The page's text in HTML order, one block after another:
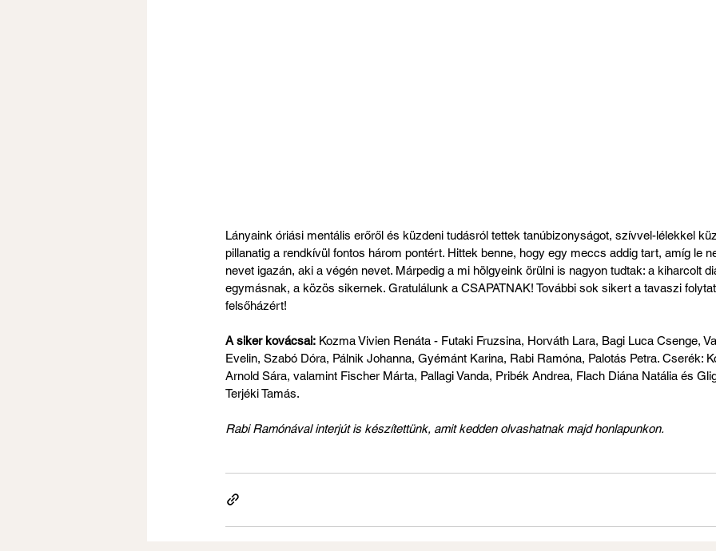
Lányaink óriási mentális erőről és küzdeni tudásról tettek tanúbizonyságot, szívvel-lélekkel
pillanatig a rendkívül fontos három pontért. Hittek benne, hogy egy meccs addig tart, amíg le
nevet igazán, aki a végén nevet. Márpedig a mi hölgyeink örülni is nagyon tudtak: a kiharcolt
egymásnak, a közös sikernek. Gratulálunk a CSAPATNAK! További sok sikert a tavaszi
felsőházért!
A siker kovácsai: Kozma Vivien Renáta - Futaki Fruzsina, Horváth Lara, Bagi Luca Csenge,
Evelin, Szabó Dóra, Pálnik Johanna, Gyémánt Karina, Rabi Ramóna, Palotás Petra. Cserék:
Arnold Sára, valamint Fischer Márta, Pallagi Vanda, Pribék Andrea, Flach Diána Natália és
Terjéki Tamás.
Rabi Ramónával interjút is készítettünk, amit kedden olvashatnak majd honlapunkon.